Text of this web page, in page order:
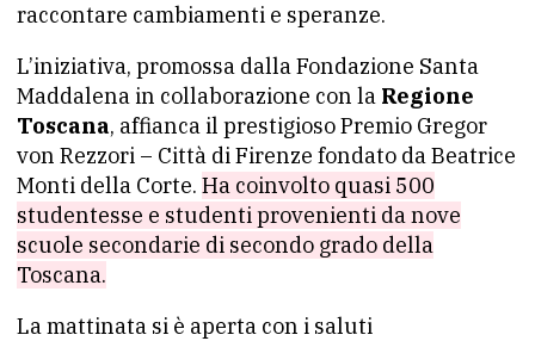
raccontare cambiamenti e speranze.
L’iniziativa, promossa dalla Fondazione Santa
Maddalena in collaborazione con la Regione
Toscana, affianca il prestigioso Premio Gregor
von Rezzori – Città di Firenze fondato da Beatrice
Monti della Corte. Ha coinvolto quasi 500
studentesse e studenti provenienti da nove
scuole secondarie di secondo grado della
Toscana.
La mattinata si è aperta con i saluti